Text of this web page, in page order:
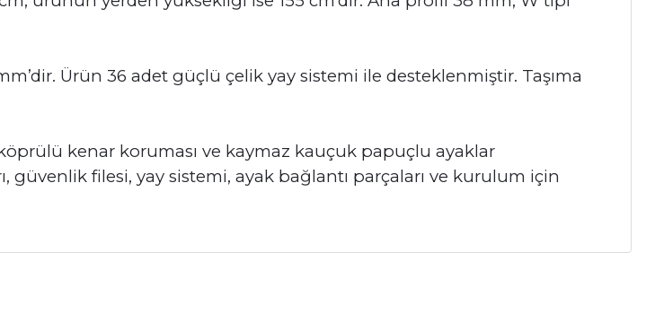
Ürün 36 adet güçlü çelik yay sistemi ile desteklenmiştir. Taşıma
kenar koruması ve kaymaz kauçuk papuçlu ayaklar
filesi, yay sistemi, ayak bağlantı parçaları ve kurulum için